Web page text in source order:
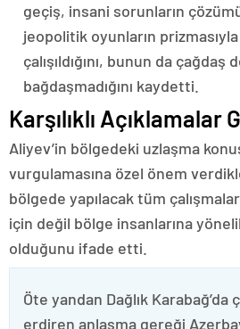
geçiş, insani sorunların
jeopolitik oyunların
çalışıldığını, bunun da çağdaş
bağdaşmadığını kaydetti.
Karşılıklı Açıklamalar
Aliyev’in bölgedeki uzlaşma
vurgulamasına özel önem
bölgede yapılacak tüm
için değil bölge insanlarına
olduğunu ifade etti.
Öte yandan Dağlık Karabağ’da
erdiren anlaşma gereği